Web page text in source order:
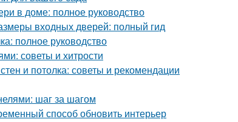
в доме: полное руководство
входных дверей: полный гид
полное руководство
советы и хитрости
и потолка: советы и рекомендации
шаг за шагом
способ обновить интерьер